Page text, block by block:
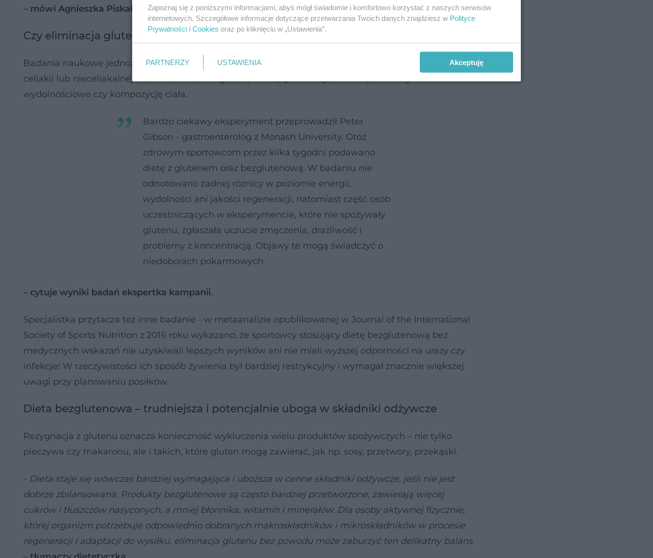
– mówi Agnieszka Piskała-Topczewska .
Czy eliminacja glutenu poprawia formę?
Badania naukowe jednoznacznie pokazują, że eliminacja glutenu u osób zdrowych, bez rozpoznanej
celiakii lub nieceliakalnej nadwrażliwości na gluten, nie wpływa korzystnie na parametry
wydolnościowe czy kompozycję ciała.
Bardzo ciekawy eksperyment przeprowadził Peter
Gibson - gastroenterolog z Monash University. Otóż
zdrowym sportowcom przez kilka tygodni podawano
dietę z glutenem oraz bezglutenową. W badaniu nie
odnotowano żadnej różnicy w poziomie energii,
wydolności ani jakości regeneracji, natomiast część osób
uczestniczących w eksperymencie, które nie spożywały
glutenu, zgłaszała uczucie zmęczenia, drażliwość i
problemy z koncentracją. Objawy te mogą świadczyć o
niedoborach pokarmowych.
– cytuje wyniki badań ekspertka kampanii.
Specjalistka przytacza też inne badanie - w metaanalizie opublikowanej w Journal of the International
Society of Sports Nutrition z 2016 roku wykazano, że sportowcy stosujący dietę bezglutenową bez
medycznych wskazań nie uzyskiwali lepszych wyników ani nie mieli wyższej odporności na urazy czy
infekcje! W rzeczywistości ich sposób żywienia był bardziej restrykcyjny i wymagał znacznie większej
uwagi przy planowaniu posiłków.
Dieta bezglutenowa – trudniejsza i potencjalnie uboga w składniki odżywcze
Rezygnacja z glutenu oznacza konieczność wykluczenia wielu produktów spożywczych – nie tylko
pieczywa czy makaronu, ale i takich, które gluten mogą zawierać, jak np. sosy, przetwory, przekąski.
- Dieta staje się wówczas bardziej wymagająca i uboższa w cenne składniki odżywcze, jeśli nie jest
dobrze zbilansowana. Produkty bezglutenowe są często bardziej przetworzone, zawierają więcej
cukrów i tłuszczów nasyconych, a mniej błonnika, witamin i minerałów. Dla osoby aktywnej fizycznie,
której organizm potrzebuje odpowiednio dobranych makroskładników i mikroskładników w procesie
regeneracji i adaptacji do wysiłku, eliminacja glutenu bez powodu może zaburzyć ten delikatny balans
Zapoznaj się z poniższymi informacjami, abyś mógł świadomie i komfortowo korzystać z naszych serwisów
internetowych. Szczegółowe informacje dotyczące przetwarzania Twoich danych znajdziesz w Polityce
Prywatności i Cookies oraz po kliknięciu w „Ustawienia”.
PARTNERZY USTAWIENIA Akceptuję